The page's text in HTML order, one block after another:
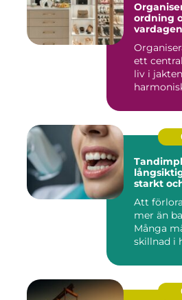
ordning
vardagen
ett
liv i
starkt
Att
mer än
Många
skillnad i